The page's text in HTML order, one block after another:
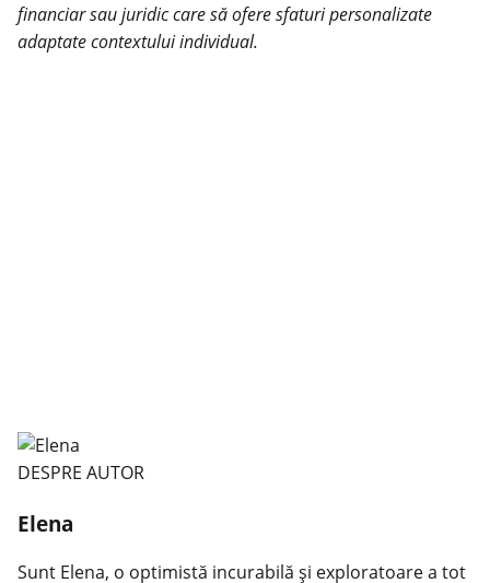
financiar sau juridic care să ofere sfaturi personalizate
adaptate contextului individual.
DESPRE AUTOR
Elena
Sunt Elena, o optimistă incurabilă și exploratoare a tot